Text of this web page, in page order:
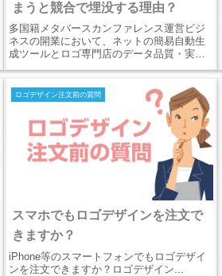
まうと競合で埋没する理由？
多国籍メタバースカンファレンス運営ビジ
ネスの開業において、ネットの簡易自動生
成ツールとロゴ専門店のデータ品質・実務
形式のベクター設計、ワンストップ印刷ま
で網羅。
ロゴデザイン注文前の質問
スマホでもロゴデザインを注文で
きますか？
iPhone等のスマートフォンでもロゴデザイ
ンを注文できますか？ロゴデザイン...